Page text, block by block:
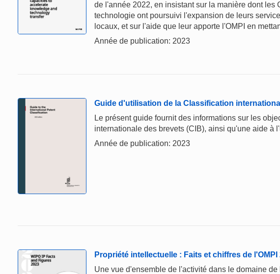
de l'année 2022, en insistant sur la manière dont les
technologie ont poursuivi l'expansion de leurs
locaux, et sur l'aide que leur apporte l'OMPI en
Année de publication: 2023
Guide d'utilisation de la Classification
Le présent guide fournit des informations sur les
internationale des brevets (CIB), ainsi qu'une aide à
Année de publication: 2023
Propriété intellectuelle : Faits et chiffres de l'OMPI
Une vue d'ensemble de l'activité dans le domaine